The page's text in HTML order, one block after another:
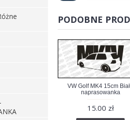
PODOBNE
VW Golf MK4 15cm
naprasowanka
15.00 zł